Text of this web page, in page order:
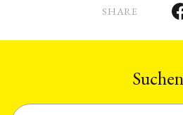
SHARE
Suchen